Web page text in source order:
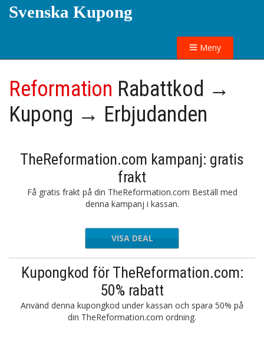
Svenska Kupong
Meny
Reformation Rabattkod →
Kupong → Erbjudanden
TheReformation.com kampanj: gratis
frakt
Få gratis frakt på din TheReformation.com Beställ med
denna kampanj i kassan.
VISA DEAL
Kupongkod för TheReformation.com:
50% rabatt
Använd denna kupongkod under kassan och spara 50% på
din TheReformation.com ordning.